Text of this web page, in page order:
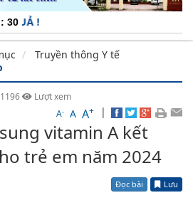
: 30
Truyền thông Y tế
1196
Lượt xem
A- A A+ |
vitamin A kết
trẻ em năm 2024
Đọc bài Lưu